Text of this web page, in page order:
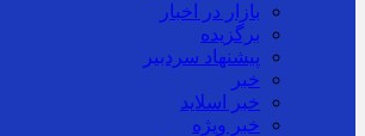
بازار در اخبار
برگزیده
پیشنهاد سردبیر
خبر
خبر اسلايد
خبر ویژه